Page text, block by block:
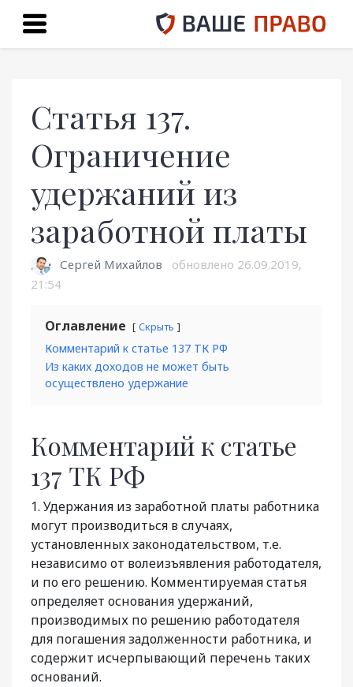
Статья 137.
Ограничение
удержаний из
заработной платы
Сергей Михайлов обновлено 26.09.2019,
21:54
Оглавление Скрыть
Комментарий к статье 137 ТК РФ
Из каких доходов не может быть
осуществлено удержание
Комментарий к статье
137 ТК РФ
1. Удержания из заработной платы работника
могут производиться в случаях,
установленных законодательством, т.е.
независимо от волеизъявления работодателя,
и по его решению. Комментируемая статья
определяет основания удержаний,
производимых по решению работодателя
для погашения задолженности работника, и
содержит исчерпывающий перечень таких
оснований.